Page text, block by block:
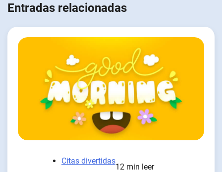
Entradas relacionadas
Citas divertidas
12 min leer